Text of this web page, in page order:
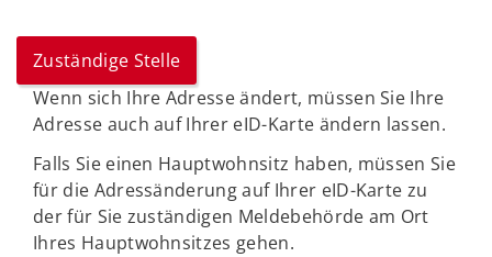
Zuständige Stelle
Wenn sich Ihre Adresse ändert, müssen Sie Ihre
Adresse auch auf Ihrer eID-Karte ändern lassen.
Falls Sie einen Hauptwohnsitz haben, müssen Sie
für die Adressänderung auf Ihrer eID-Karte zu
der für Sie zuständigen Meldebehörde am Ort
Ihres Hauptwohnsitzes gehen.